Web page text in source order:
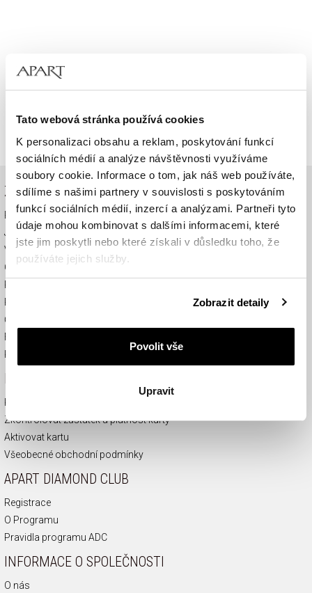
Tato webová stránka používá cookies
K personalizaci obsahu a reklam, poskytování funkcí
sociálních médií a analýze návštěvnosti využíváme
soubory cookie. Informace o tom, jak náš web používáte,
sdílíme s našimi partnery v souvislosti s poskytováním
funkcí sociálních médií, inzercí a analýzami. Partneři tyto
údaje mohou kombinovat s dalšími informacemi, které
jste jim poskytli nebo které získali v důsledku toho, že
používáte jejich služby.
Zásadách ochrany osobních údajů
Zobrazit detaily
Povolit vše
Upravit
ZÁKAZNICKÉ SLUŽBY
Platba a doručení
Jak objednat
Vrácení zboží
Obchodní podmínky
Právo zrušit smlouvu
Reklamace
České puncovní značky
FAQ
Kontakt
DÁRKOVÉ KARTY
Koupit dárkovou kartu
Zkontrolovat zůstatek a platnost karty
Aktivovat kartu
Všeobecné obchodní podmínky
APART DIAMOND CLUB
Registrace
O Programu
Pravidla programu ADC
INFORMACE O SPOLEČNOSTI
O nás